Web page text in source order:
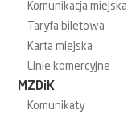
Komunikacja miejska
Taryfa biletowa
Karta miejska
Linie komercyjne
MZDiK
Komunikaty